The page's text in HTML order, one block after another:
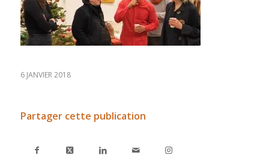
6 JANVIER 2018
Partager cette publication